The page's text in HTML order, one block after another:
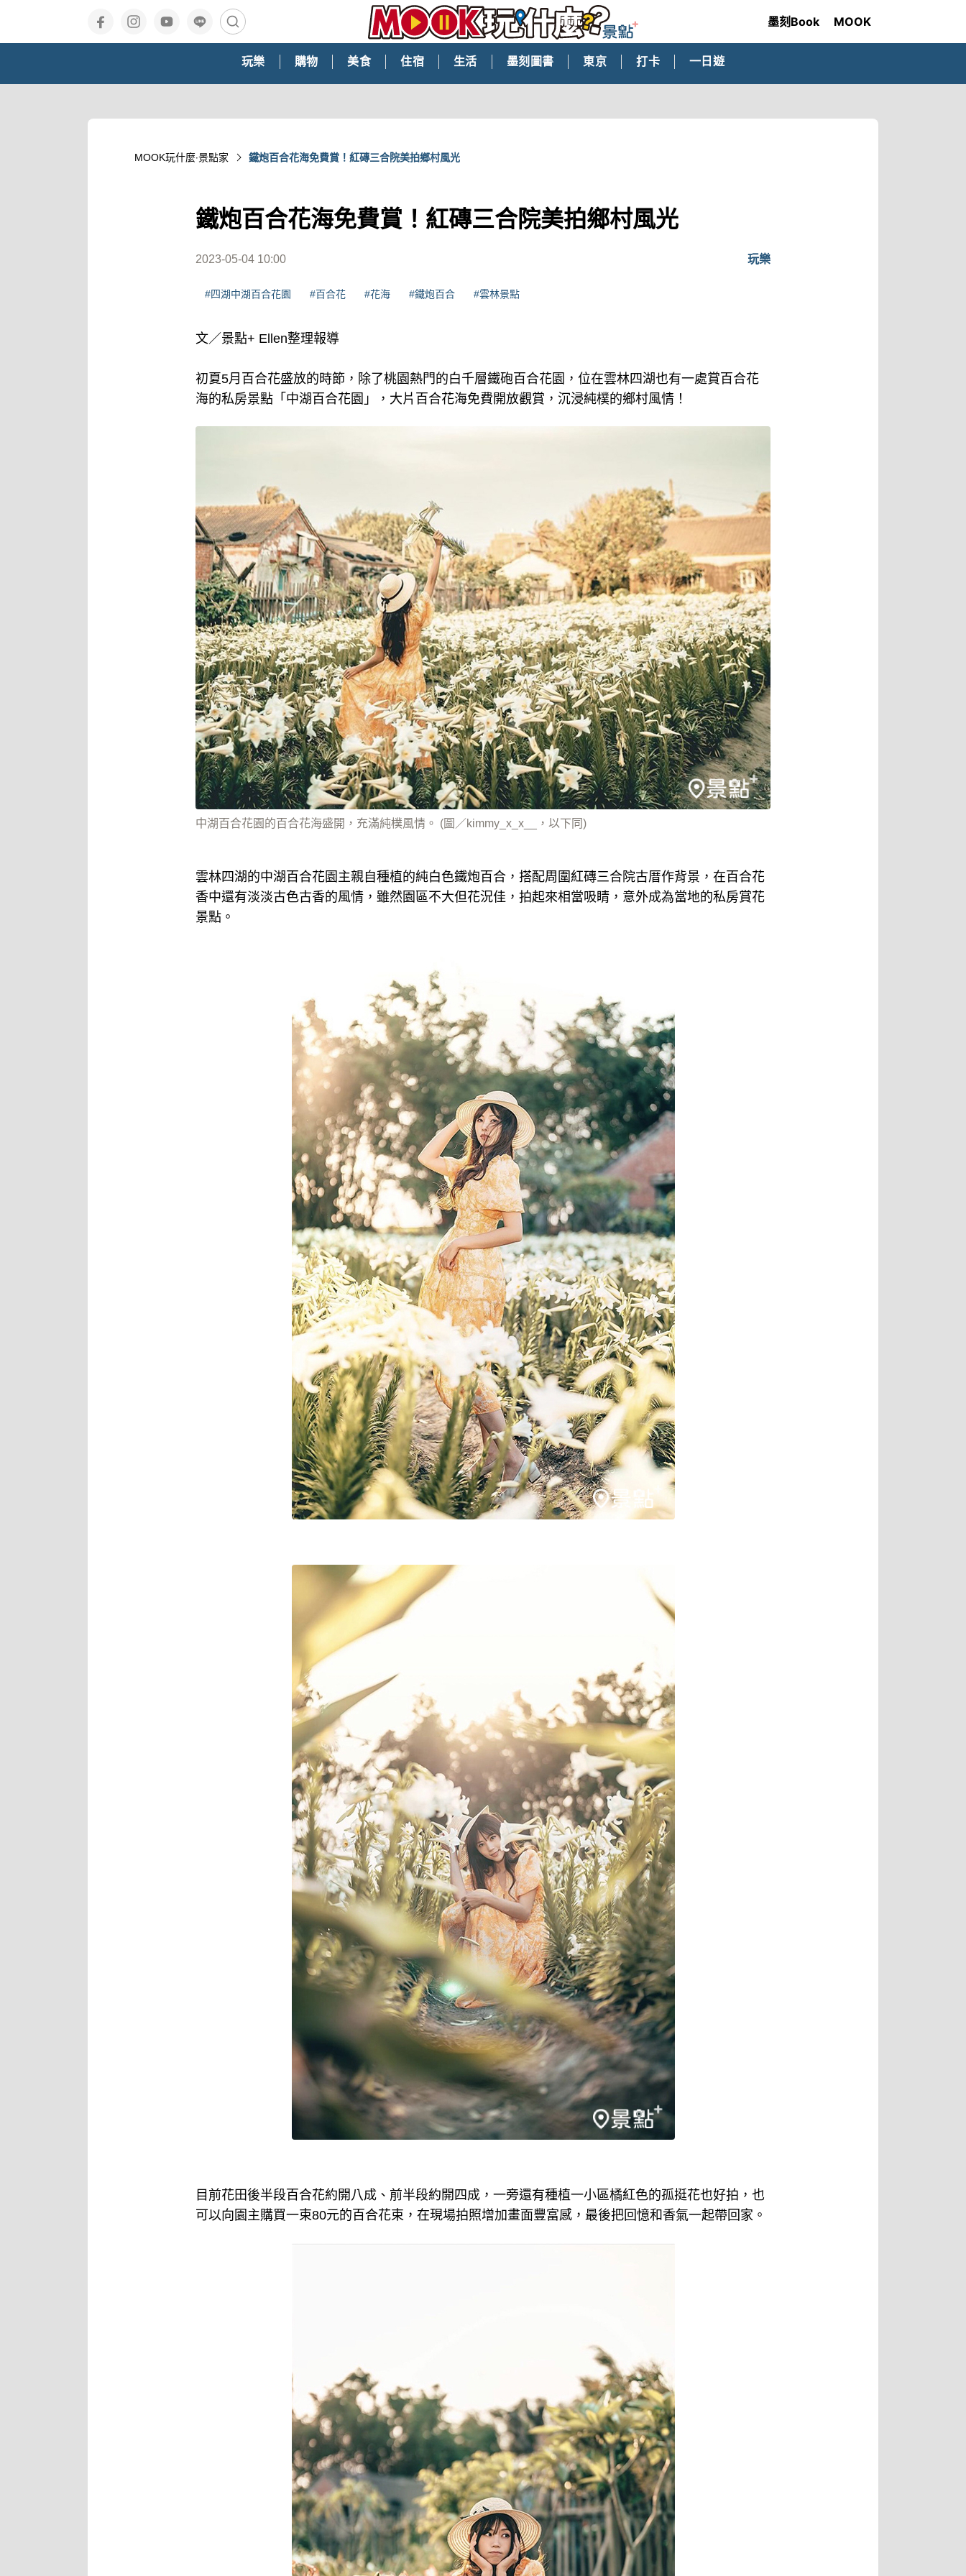
墨刻Book MOOK
玩樂 購物 美食 住宿 生活 墨刻圖書 東京 打卡 一日遊
MOOK玩什麼‧景點家 鐵炮百合花海免費賞！紅磚三合院美拍鄉村風光
鐵炮百合花海免費賞！紅磚三合院美拍鄉村風光
2023-05-04 10:00 玩樂
#四湖中湖百合花園 #百合花 #花海 #鐵炮百合 #雲林景點
文／景點+ Ellen整理報導
初夏5月百合花盛放的時節，除了桃園熱門的白千層鐵砲百合花園，位在雲林四湖也有一處賞百合花
海的私房景點「中湖百合花園」，大片百合花海免費開放觀賞，沉浸純樸的鄉村風情！
中湖百合花園的百合花海盛開，充滿純樸風情。 (圖／kimmy_x_x__，以下同)
雲林四湖的中湖百合花園主親自種植的純白色鐵炮百合，搭配周圍紅磚三合院古厝作背景，在百合花
香中還有淡淡古色古香的風情，雖然園區不大但花況佳，拍起來相當吸睛，意外成為當地的私房賞花
景點。
目前花田後半段百合花約開八成、前半段約開四成，一旁還有種植一小區橘紅色的孤挺花也好拍，也
可以向園主購買一束80元的百合花束，在現場拍照增加畫面豐富感，最後把回憶和香氣一起帶回家。